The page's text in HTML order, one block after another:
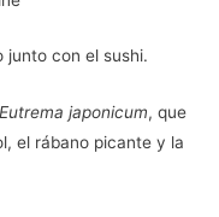
junto con el sushi.
Eutrema japonicum, que
el rábano picante y la